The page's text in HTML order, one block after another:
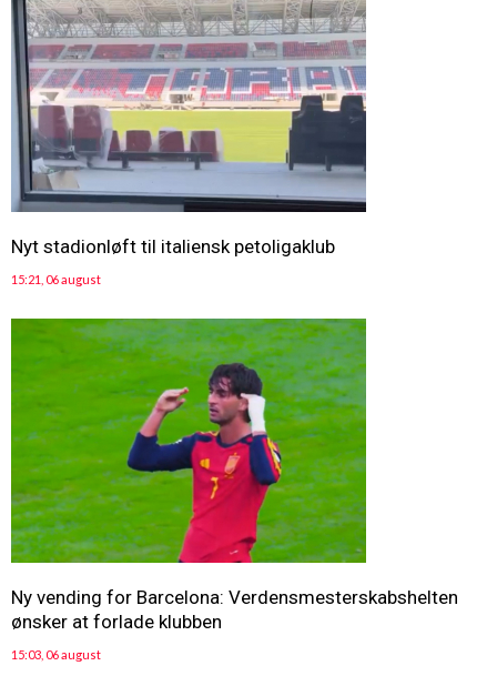
Nyt stadionløft til italiensk petoligaklub
15:21, 06 august
Ny vending for Barcelona: Verdensmesterskabshelten
ønsker at forlade klubben
15:03, 06 august